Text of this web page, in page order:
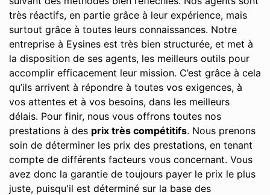
très réactifs, en partie grâce à leur expérience, mais
surtout grâce à toutes leurs connaissances. Notre
entreprise à Eysines est très bien structurée, et met à
la disposition de ses agents, les meilleurs outils pour
accomplir efficacement leur mission. C’est grâce à cela
qu’ils arrivent à répondre à toutes vos exigences, à
vos attentes et à vos besoins, dans les meilleurs
délais. Pour finir, nous vous offrons toutes nos
prestations à des prix très compétitifs. Nous prenons
soin de déterminer les prix des prestations, en tenant
compte de différents facteurs vous concernant. Vous
avez donc la garantie de toujours payer le prix le plus
juste, puisqu'il est déterminé sur la base des